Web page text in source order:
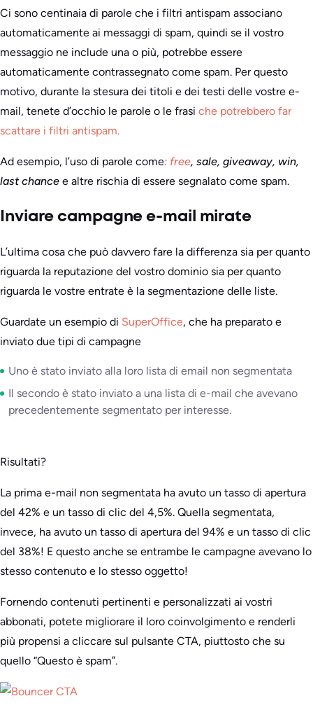
Ci sono centinaia di parole che i filtri antispam associano
automaticamente ai messaggi di spam, quindi se il vostro
messaggio ne include una o più, potrebbe essere
automaticamente contrassegnato come spam. Per questo
motivo, durante la stesura dei titoli e dei testi delle vostre e-
mail, tenete d’occhio le parole o le frasi che potrebbero far
scattare i filtri antispam.
Ad esempio, l’uso di parole come: free, sale, giveaway, win,
last chance e altre rischia di essere segnalato come spam.
Inviare campagne e-mail mirate
L’ultima cosa che può davvero fare la differenza sia per quanto
riguarda la reputazione del vostro dominio sia per quanto
riguarda le vostre entrate è la segmentazione delle liste.
Guardate un esempio di SuperOffice, che ha preparato e
inviato due tipi di campagne
Uno è stato inviato alla loro lista di email non segmentata
Il secondo è stato inviato a una lista di e-mail che avevano
precedentemente segmentato per interesse.
Risultati?
La prima e-mail non segmentata ha avuto un tasso di apertura
del 42% e un tasso di clic del 4,5%. Quella segmentata,
invece, ha avuto un tasso di apertura del 94% e un tasso di clic
del 38%! E questo anche se entrambe le campagne avevano lo
stesso contenuto e lo stesso oggetto!
Fornendo contenuti pertinenti e personalizzati ai vostri
abbonati, potete migliorare il loro coinvolgimento e renderli
più propensi a cliccare sul pulsante CTA, piuttosto che su
quello “Questo è spam”.